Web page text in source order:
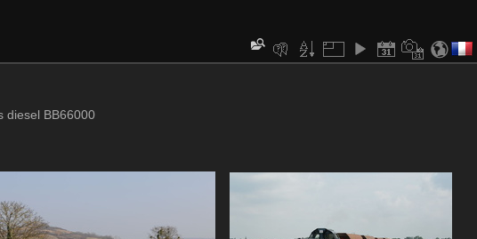
diesel BB66000